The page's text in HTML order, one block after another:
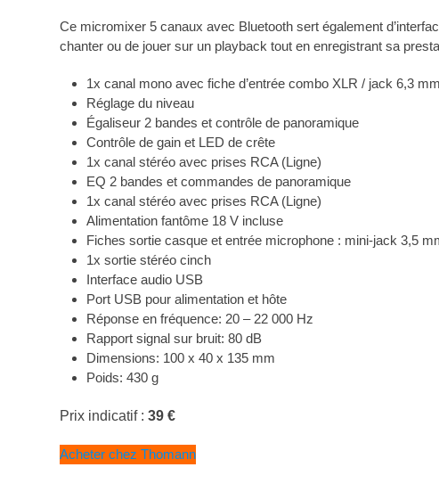
Ce micromixer 5 canaux avec Bluetooth sert également
chanter ou de jouer sur un playback tout en enregistrant sa
1x canal mono avec fiche d’entrée combo XLR / jack 6,3
Réglage du niveau
Égaliseur 2 bandes et contrôle de panoramique
Contrôle de gain et LED de crête
1x canal stéréo avec prises RCA (Ligne)
EQ 2 bandes et commandes de panoramique
1x canal stéréo avec prises RCA (Ligne)
Alimentation fantôme 18 V incluse
Fiches sortie casque et entrée microphone : mini-jack 3,5
1x sortie stéréo cinch
Interface audio USB
Port USB pour alimentation et hôte
Réponse en fréquence: 20 – 22 000 Hz
Rapport signal sur bruit: 80 dB
Dimensions: 100 x 40 x 135 mm
Poids: 430 g
Prix indicatif :39 €
Acheter chez Thomann